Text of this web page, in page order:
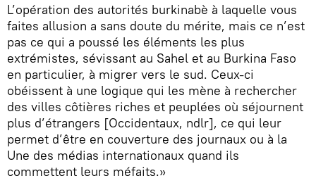
L’opération des autorités burkinabè à laquelle vous
faites allusion a sans doute du mérite, mais ce n’est
pas ce qui a poussé les éléments les plus
extrémistes, sévissant au Sahel et au Burkina Faso
en particulier, à migrer vers le sud. Ceux-ci
obéissent à une logique qui les mène à rechercher
des villes côtières riches et peuplées où séjournent
plus d’étrangers [Occidentaux, ndlr], ce qui leur
permet d’être en couverture des journaux ou à la
Une des médias internationaux quand ils
commettent leurs méfaits.»